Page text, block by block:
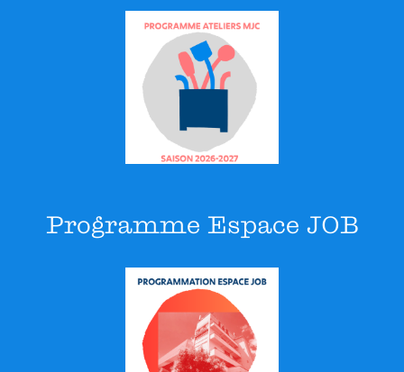
Programme Espace JOB